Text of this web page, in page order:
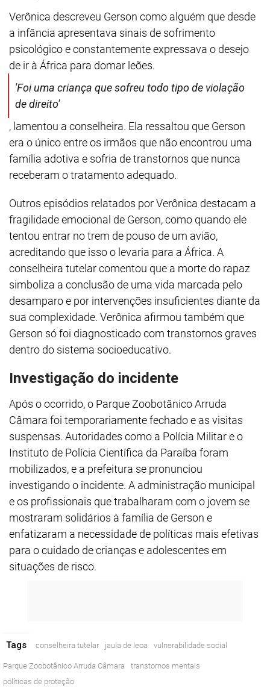
Verônica descreveu Gerson como alguém que desde
a infância apresentava sinais de sofrimento
psicológico e constantemente expressava o desejo
de ir à África para domar leões.
'Foi uma criança que sofreu todo tipo de violação
de direito'
, lamentou a conselheira. Ela ressaltou que Gerson
era o único entre os irmãos que não encontrou uma
família adotiva e sofria de transtornos que nunca
receberam o tratamento adequado.
Outros episódios relatados por Verônica destacam a
fragilidade emocional de Gerson, como quando ele
tentou entrar no trem de pouso de um avião,
acreditando que isso o levaria para a África. A
conselheira tutelar comentou que a morte do rapaz
simboliza a conclusão de uma vida marcada pelo
desamparo e por intervenções insuficientes diante da
sua complexidade. Verônica afirmou também que
Gerson só foi diagnosticado com transtornos graves
dentro do sistema socioeducativo.
Investigação do incidente
Após o ocorrido, o Parque Zoobotânico Arruda
Câmara foi temporariamente fechado e as visitas
suspensas. Autoridades como a Polícia Militar e o
Instituto de Polícia Científica da Paraíba foram
mobilizados, e a prefeitura se pronunciou
investigando o incidente. A administração municipal
e os profissionais que trabalharam com o jovem se
mostraram solidários à família de Gerson e
enfatizaram a necessidade de políticas mais efetivas
para o cuidado de crianças e adolescentes em
situações de risco.
Tags conselheira tutelar jaula de leoa vulnerabilidade social
Parque Zoobotânico Arruda Câmara
transtornos mentais
políticas de proteção